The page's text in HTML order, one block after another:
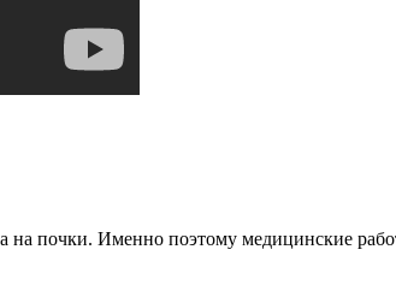
на почки. Именно поэтому медицинские